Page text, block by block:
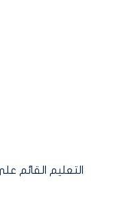
التعليم القائم